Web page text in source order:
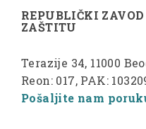
REPUBLIČKI
ZAŠTITU
Terazije 34, 11000
Reon: 017, PAK:
Pošaljite nam